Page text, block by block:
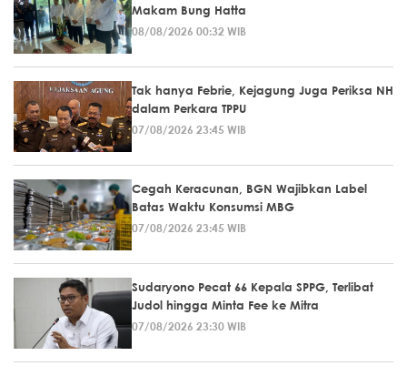
Makam Bung Hatta
08/08/2026 00:32 WIB
Tak hanya Febrie, Kejagung Juga Periksa NH
dalam Perkara TPPU
07/08/2026 23:45 WIB
Cegah Keracunan, BGN Wajibkan Label
Batas Waktu Konsumsi MBG
07/08/2026 23:45 WIB
Sudaryono Pecat 66 Kepala SPPG, Terlibat
Judol hingga Minta Fee ke Mitra
07/08/2026 23:30 WIB